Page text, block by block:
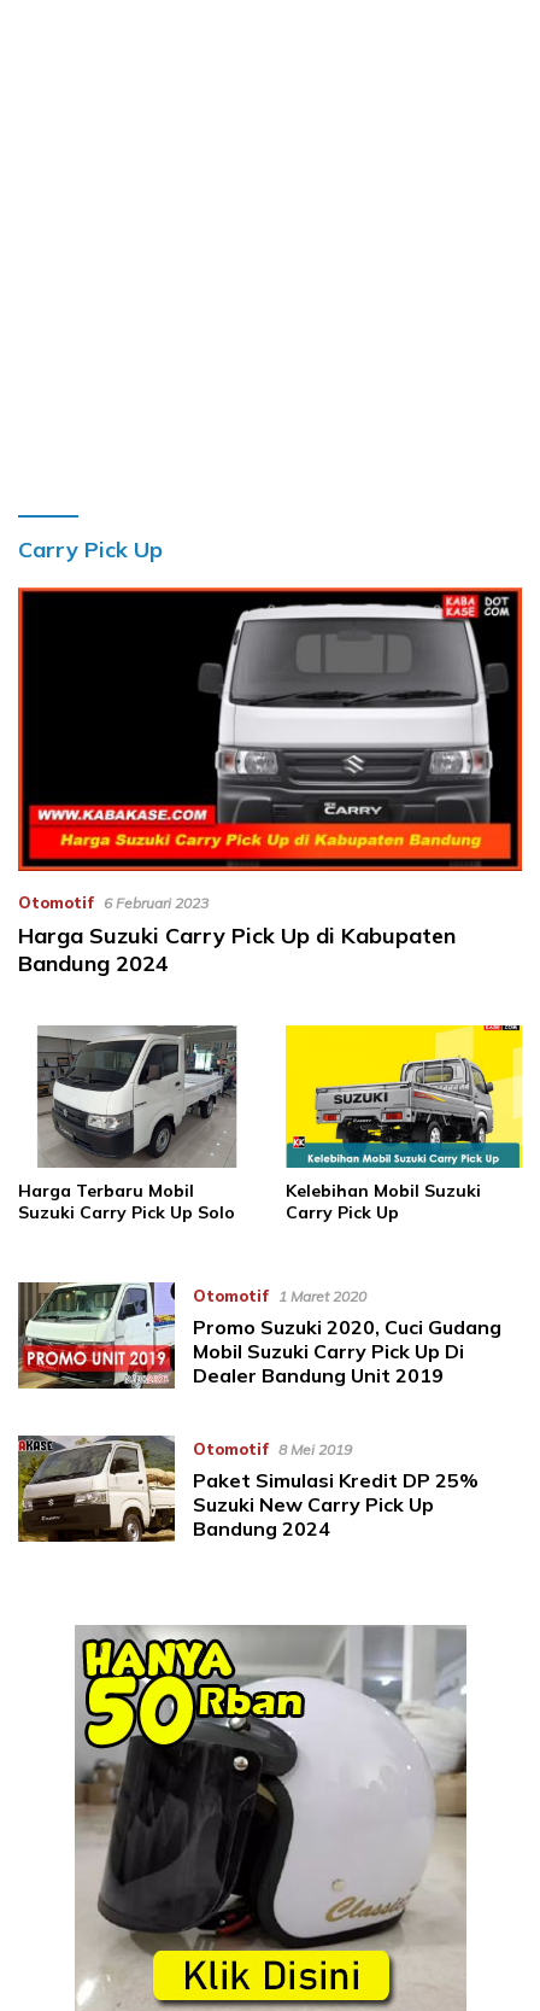
Carry Pick Up
Otomotif 6 Februari 2023
Harga Suzuki Carry Pick Up di Kabupaten
Bandung 2024
Harga Terbaru Mobil
Suzuki Carry Pick Up Solo
Kelebihan Mobil Suzuki
Carry Pick Up
Otomotif 1 Maret 2020
Promo Suzuki 2020, Cuci Gudang
Mobil Suzuki Carry Pick Up Di
Dealer Bandung Unit 2019
Otomotif 8 Mei 2019
Paket Simulasi Kredit DP 25%
Suzuki New Carry Pick Up
Bandung 2024